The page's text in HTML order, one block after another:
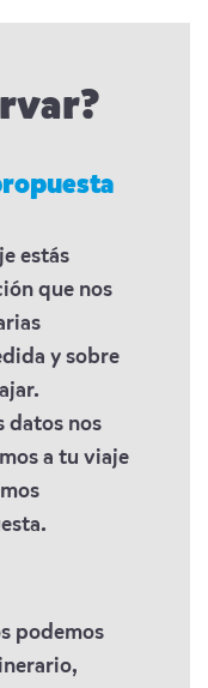
estás
que nos
y sobre
datos nos
a tu viaje
podemos